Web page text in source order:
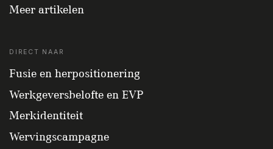
Meer artikelen
DIRECT NAAR
Fusie en herpositionering
Werkgeversbelofte en EVP
Merkidentiteit
Wervingscampagne